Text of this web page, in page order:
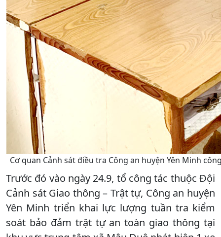
Cơ quan Cảnh sát điều tra Công an huyện Yên Minh
Trước đó vào ngày 24.9, tổ công tác thuộc Đội
Cảnh sát Giao thông – Trật tự, Công an huyện
Yên Minh triển khai lực lượng tuần tra kiểm
soát bảo đảm trật tự an toàn giao thông tại